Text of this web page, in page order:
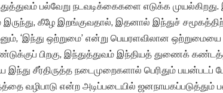
பல்வேறு நடவடிக்கைகளை எடுக்க
இருந்து, கீழே இறங்குவதால், இதனால் இந்துச்
‘இந்து ஒற்றுமை’ என்று பெயரளவிலான ஒற்றுமையை
பிறகு, இந்துத்துவம் இந்தியத் துணைக்
இந்து சீர்திருத்த நடைமுறைகளால் பெரிதும் பயன்படப்
வழிபாடு என்ற அடிப்படையில் ஜனநாயகப்படுத்தும்